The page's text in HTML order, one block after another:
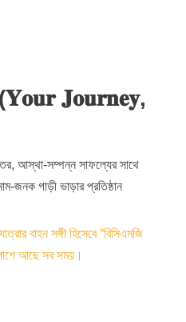
𝐉𝐨𝐮𝐫𝐧𝐞𝐲,
আস্থা-সম্পন্ন সাফল্যের সাথে
জনক গাড়ী ভাড়ার প্রতিষ্ঠান
বাহন সঙ্গী হিসেবে “বিসিএমজি
পাশে আছে সব সময়।